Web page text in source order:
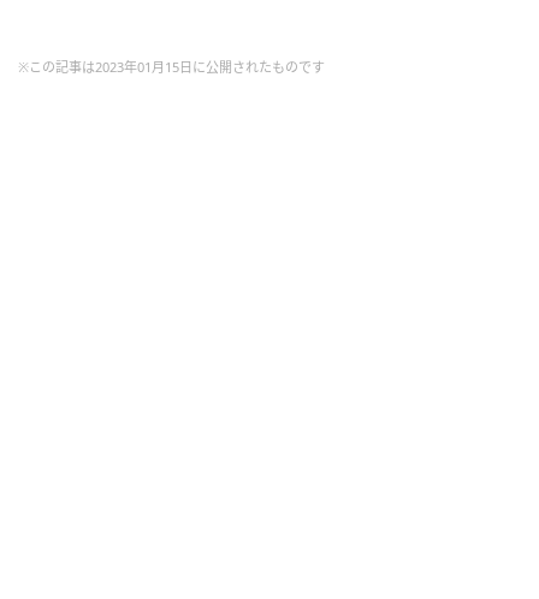
※この記事は2023年01月15日に公開されたものです